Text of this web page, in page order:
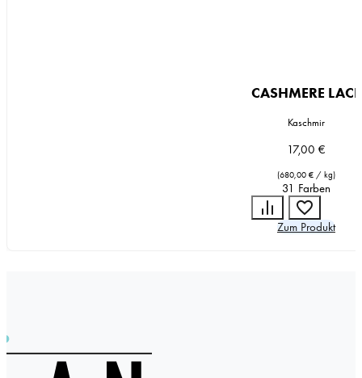
CASHMERE LACE
Kaschmir
17,00 €
(680,00 € / kg)
31 Farben
Zum Produkt